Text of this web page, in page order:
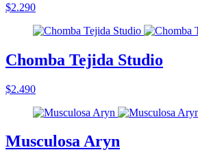
$2.290
Chomba Tejida Studio
$2.490
Musculosa Aryn